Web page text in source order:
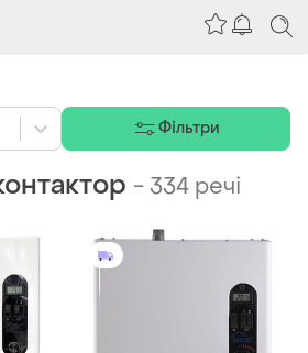
- 334 речі
Фільтри